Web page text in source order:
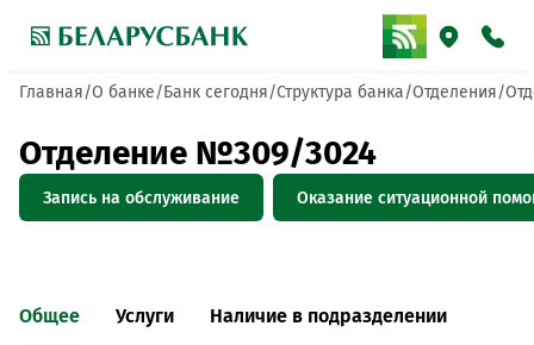
Главная О банке Банк сегодня Структура банка Отделения
Отделение №309/3024
Запись на обслуживание Оказание ситуационной
Общее Услуги Наличие в подразделении